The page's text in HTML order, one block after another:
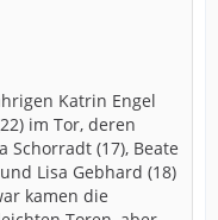
Katrin Engel
im Tor, deren
Schorradt (17), Beate
Lisa Gebhard (18)
kamen die